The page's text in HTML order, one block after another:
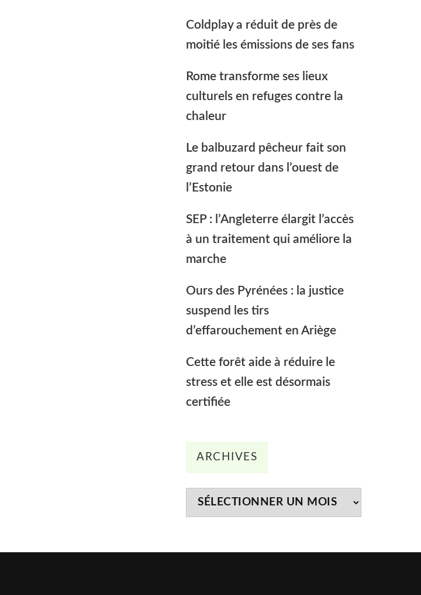
Coldplay a réduit de près de
moitié les émissions de ses fans
Rome transforme ses lieux
culturels en refuges contre la
chaleur
Le balbuzard pêcheur fait son
grand retour dans l’ouest de
l’Estonie
SEP : l’Angleterre élargit l’accès
à un traitement qui améliore la
marche
Ours des Pyrénées : la justice
suspend les tirs
d’effarouchement en Ariège
Cette forêt aide à réduire le
stress et elle est désormais
certifiée
ARCHIVES